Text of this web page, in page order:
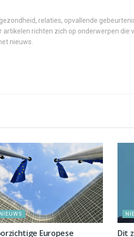
relaties, opvallende
artikelen richten zich op onderwerpen die
nieuws.
NIEUWS
Europese Dit